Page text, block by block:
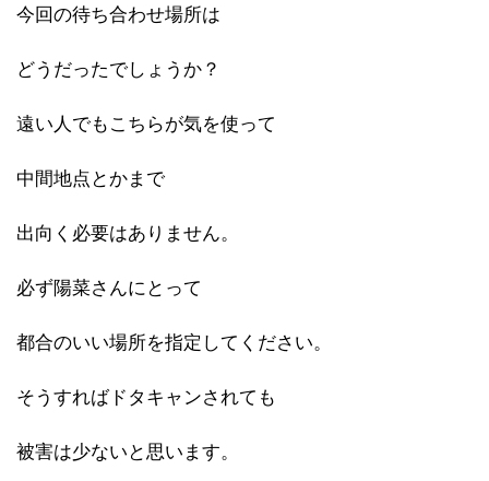
今回の待ち合わせ場所は
どうだったでしょうか？
遠い人でもこちらが気を使って
中間地点とかまで
出向く必要はありません。
必ず陽菜さんにとって
都合のいい場所を指定してください。
そうすればドタキャンされても
被害は少ないと思います。